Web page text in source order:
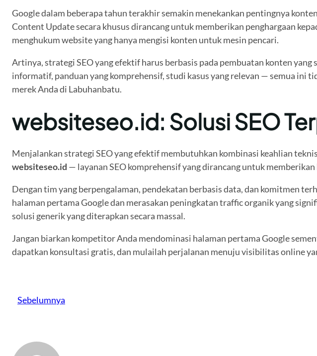
Google dalam beberapa tahun terakhir semakin menekankan pentingnya
Content Update secara khusus dirancang untuk memberikan penghargaan
menghukum website yang hanya mengisi konten untuk mesin pencari.
Artinya, strategi SEO yang efektif harus berbasis pada pembuatan konten
informatif, panduan yang komprehensif, studi kasus yang relevan — semua ini
merek Anda di Labuhanbatu.
websiteseo.id: Solusi SEO
Menjalankan strategi SEO yang efektif membutuhkan kombinasi keahlian
websiteseo.id — layanan SEO komprehensif yang dirancang untuk
Dengan tim yang berpengalaman, pendekatan berbasis data, dan komitmen
halaman pertama Google dan merasakan peningkatan traffic organik yang
solusi generik yang diterapkan secara massal.
Jangan biarkan kompetitor Anda mendominasi halaman pertama Google
dapatkan konsultasi gratis, dan mulailah perjalanan menuju visibilitas online
Sebelumnya